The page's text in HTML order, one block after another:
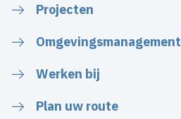
Projecten
Omgevingsmanagement
Werken bij
Plan uw route